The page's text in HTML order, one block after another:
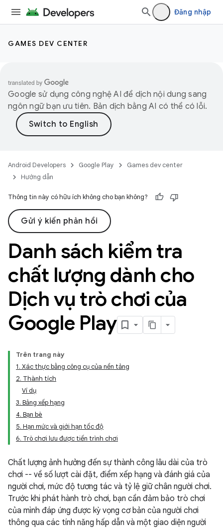
Đăng nhập
GAMES DEV CENTER
Google sử dụng công nghệ AI để dịch nội dung sang
ngôn ngữ bạn ưu tiên. Bản dịch bằng AI có thể có lỗi.
Android Developers Google Play
Games dev center
Hướng dẫn
Thông tin này có hữu ích không cho bạn không?
Gửi ý kiến phản hồi
Danh sách kiểm tra
chất lượng dành cho
Dịch vụ trò chơi của
Google Play
Trên trang này
1. Xác thực bằng công cụ của nền tảng
2. Thành tích
Ví dụ
3. Bảng xếp hạng
4. Bạn bè
5. Hạn mức và giới hạn tốc độ
6. Trò chơi lưu được tiến trình chơi
Chất lượng ảnh hưởng đến sự thành công lâu dài của trò
chơi -- về số lượt cài đặt, điểm xếp hạng và đánh giá của
người chơi, mức độ tương tác và tỷ lệ giữ chân người chơi.
Trước khi phát hành trò chơi, bạn cần đảm bảo trò chơi
của mình đáp ứng được kỳ vọng cơ bản của người chơi
thông qua các tính năng hấp dẫn và một giao diện người